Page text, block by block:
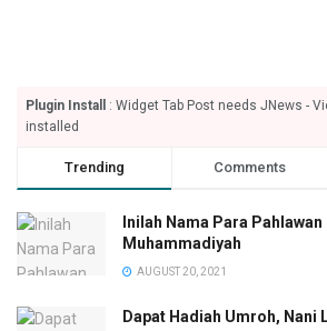
Plugin Install
: Widget Tab Post needs JNews -
installed
Trending Comments
Inilah Nama Para
Muhammadiyah
AUGUST 20, 2021
Dapat Hadiah Umroh, Nani